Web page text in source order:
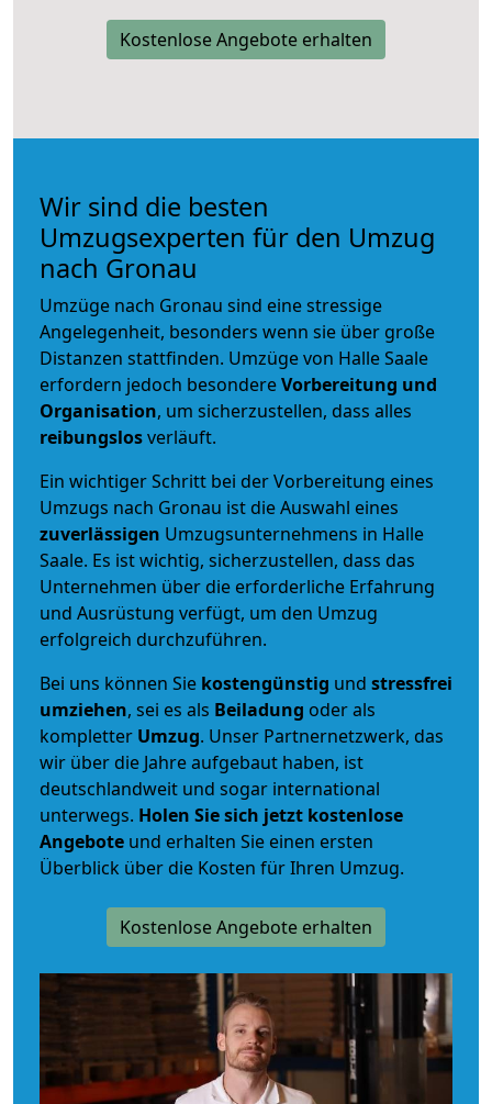
Kostenlose Angebote erhalten
Wir sind die besten
Umzugsexperten für den Umzug
nach Gronau
Umzüge nach Gronau sind eine stressige
Angelegenheit, besonders wenn sie über große
Distanzen stattfinden. Umzüge von Halle Saale
erfordern jedoch besondereVorbereitung und
Organisation, um sicherzustellen, dass alles
reibungslosverläuft.
Ein wichtiger Schritt bei der Vorbereitung eines
Umzugs nach Gronau ist die Auswahl eines
zuverlässigen Umzugsunternehmens in Halle
Saale. Es ist wichtig, sicherzustellen, dass das
Unternehmen über die erforderliche Erfahrung
und Ausrüstung verfügt, um den Umzug
erfolgreich durchzuführen.
Bei uns können Sie kostengünstig und stressfrei
umziehen, sei es als Beiladung oder als
kompletter Umzug. Unser Partnernetzwerk, das
wir über die Jahre aufgebaut haben, ist
deutschlandweit und sogar international
unterwegs. Holen Sie sich jetzt kostenlose
Angebote und erhalten Sie einen ersten
Überblick über die Kosten für Ihren Umzug.
Kostenlose Angebote erhalten